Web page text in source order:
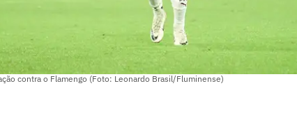
contra o Flamengo (Foto: Leonardo Brasil/Fluminense)